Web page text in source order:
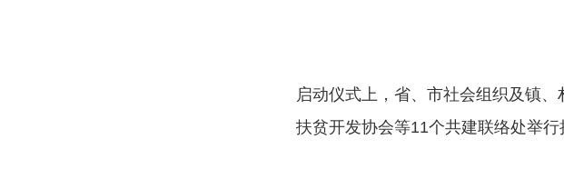
启动仪式上，省、市社会组织及镇
扶贫开发协会等11个共建联络处举行